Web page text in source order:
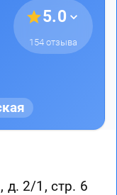
5.0
154 отзыва
д. 2/1, стр. 6